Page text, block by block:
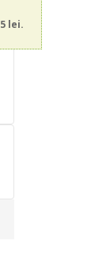
lei.